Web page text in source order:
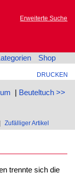
Erweiterte Suche
Shop
DRUCKEN
| Beuteltuch >>
Zufälliger Artikel
trennte sich die